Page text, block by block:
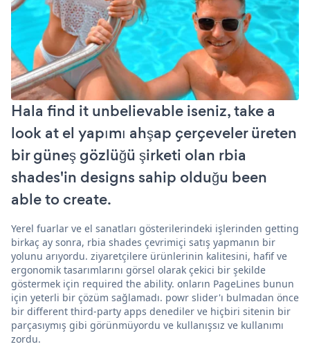
Hala find it unbelievable iseniz, take a
look at el yapımı ahşap çerçeveler üreten
bir güneş gözlüğü şirketi olan rbia
shades'in designs sahip olduğu been
able to create.
Yerel fuarlar ve el sanatları gösterilerindeki işlerinden getting
birkaç ay sonra, rbia shades çevrimiçi satış yapmanın bir
yolunu arıyordu. ziyaretçilere ürünlerinin kalitesini, hafif ve
ergonomik tasarımlarını görsel olarak çekici bir şekilde
göstermek için required the ability. onların PageLines bunun
için yeterli bir çözüm sağlamadı. powr slider'ı bulmadan önce
bir different third-party apps denediler ve hiçbiri sitenin bir
parçasıymış gibi görünmüyordu ve kullanışsız ve kullanımı
zordu.